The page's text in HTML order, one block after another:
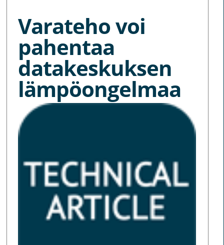
Varateho voi
pahentaa
datakeskuksen
lämpöongelmaa